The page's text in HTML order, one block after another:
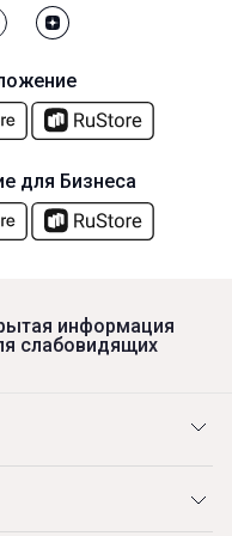
информация
слабовидящих
для Бизнеса